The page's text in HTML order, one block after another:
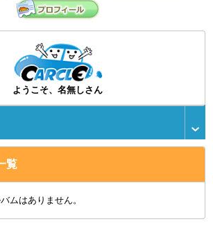
ようこそ、名無しさん
覧
ムはありません。